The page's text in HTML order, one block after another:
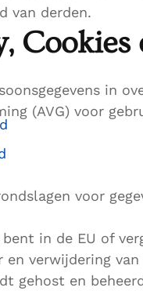
van derden.
in
(AVG) voor
voor
in de EU of
verwijdering van
gehost en